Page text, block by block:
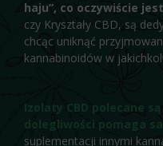
haju”, co oczywiście
czy Kryształy CBD, są
chcąc uniknąć
kannabinoidów w
Izolaty CBD polecane
dolegliwości pomaga
suplementacji innymi